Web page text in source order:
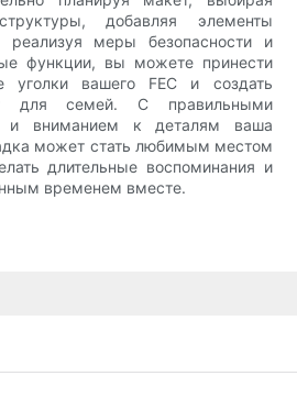
добавляя элементы
реализуя меры безопасности и
функции, вы можете принести
уголки вашего FEC и создать
для семей. С правильными
и вниманием к деталям ваша
может стать любимым местом
длительные воспоминания и
временем вместе.